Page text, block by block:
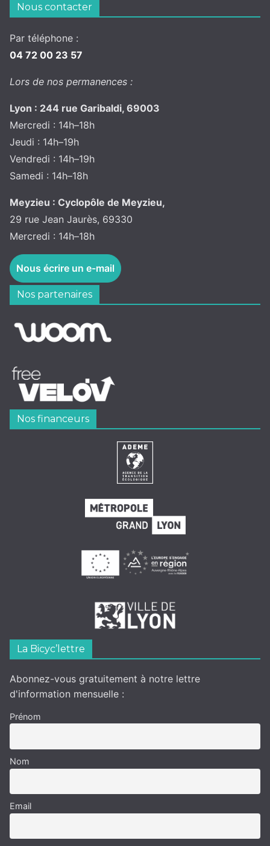
Nous contacter
Par téléphone :
04 72 00 23 57
Lors de nos permanences :
Lyon : 244 rue Garibaldi, 69003
Mercredi : 14h–18h
Jeudi : 14h–19h
Vendredi : 14h–19h
Samedi : 14h–18h
Meyzieu : Cyclopôle de Meyzieu,
29 rue Jean Jaurès, 69330
Mercredi : 14h–18h
Nous écrire un e-mail
Nos partenaires
Nos financeurs
La Bicyc’lettre
Abonnez-vous gratuitement à notre lettre
d'information mensuelle :
Prénom
Nom
Email